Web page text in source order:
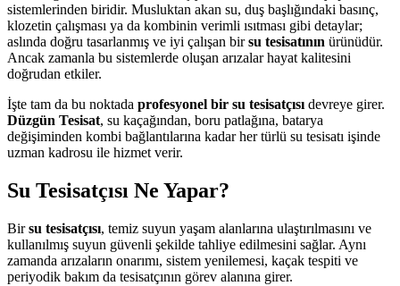
sistemlerinden biridir. Musluktan akan su, duş başlığındaki basınç,
klozetin çalışması ya da kombinin verimli ısıtması gibi detaylar;
aslında doğru tasarlanmış ve iyi çalışan birsu tesisatının ürünüdür.
Ancak zamanla bu sistemlerde oluşan arızalar hayat kalitesini
doğrudan etkiler.
İşte tam da bu noktada profesyonel bir su tesisatçısı devreye girer.
Düzgün Tesisat, su kaçağından, boru patlağına, batarya
değişiminden kombi bağlantılarına kadar her türlü su tesisatı işinde
uzman kadrosu ile hizmet verir.
Su Tesisatçısı Ne Yapar?
Birsu tesisatçısı, temiz suyun yaşam alanlarına ulaştırılmasını ve
kullanılmış suyun güvenli şekilde tahliye edilmesini sağlar. Aynı
zamanda arızaların onarımı, sistem yenilemesi, kaçak tespiti ve
periyodik bakım da tesisatçının görev alanına girer.